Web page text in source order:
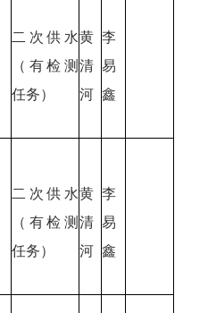
二次供水
（有检测
任务）
黄
清
河
李
易
鑫
二次供水
（有检测
任务）
黄
清
河
李
易
鑫